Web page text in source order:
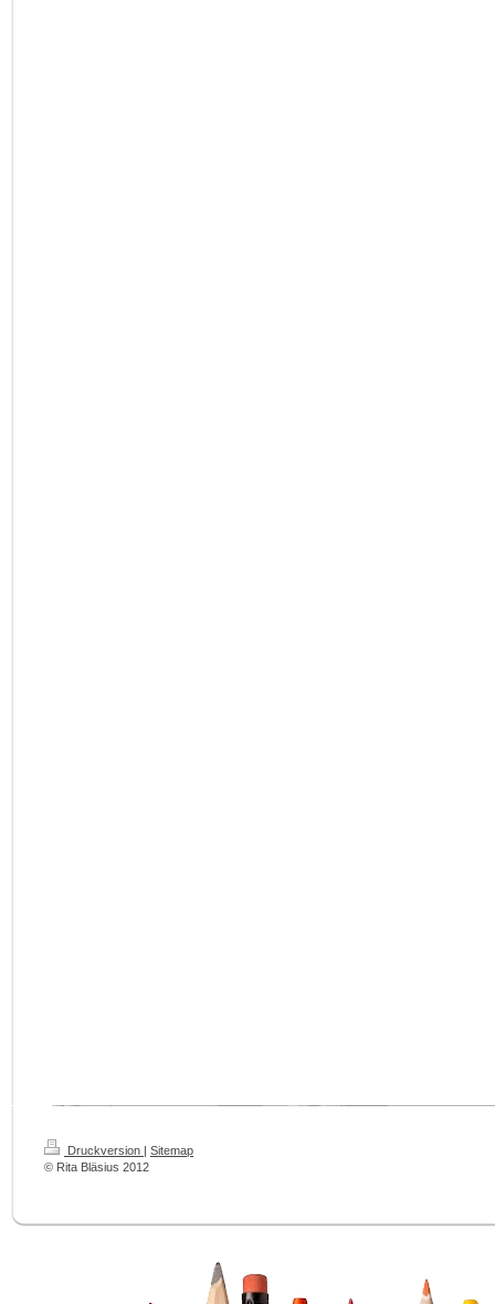
Druckversion | Sitemap
© Rita Bläsius 2012